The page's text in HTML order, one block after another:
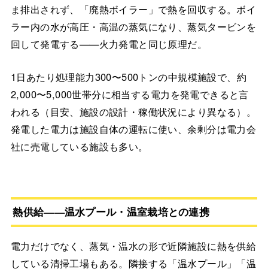
ま排出されず、「廃熱ボイラー」で熱を回収する。ボイ
ラー内の水が高圧・高温の蒸気になり、蒸気タービンを
回して発電する——火力発電と同じ原理だ。
1日あたり処理能力300〜500トンの中規模施設で、約
2,000〜5,000世帯分に相当する電力を発電できると言
われる（目安、施設の設計・稼働状況により異なる）。
発電した電力は施設自体の運転に使い、余剰分は電力会
社に売電している施設も多い。
熱供給——温水プール・温室栽培との連携
電力だけでなく、蒸気・温水の形で近隣施設に熱を供給
している清掃工場もある。隣接する「温水プール」「温